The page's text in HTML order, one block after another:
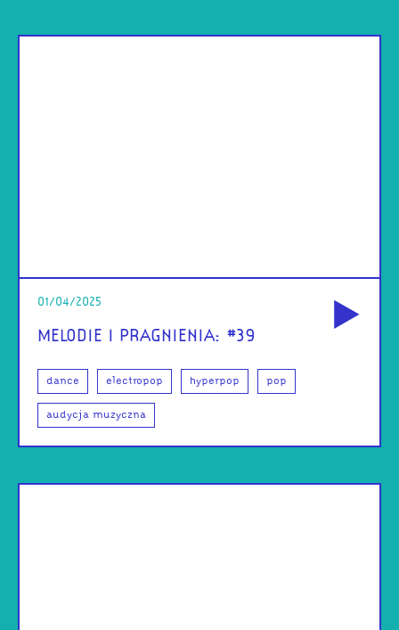
01/04/2025
MELODIE I PRAGNIENIA: #39
dance electropop hyperpop pop
audycja muzyczna